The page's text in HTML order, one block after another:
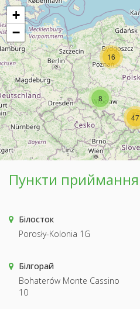
8
16
47
+
−
Пункти приймання
Білосток
Porosły-Kolonia 1G
Білгорай
Bohaterów Monte Cassino
10